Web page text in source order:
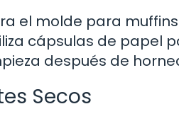
el molde para
cápsulas de papel
después de
Secos